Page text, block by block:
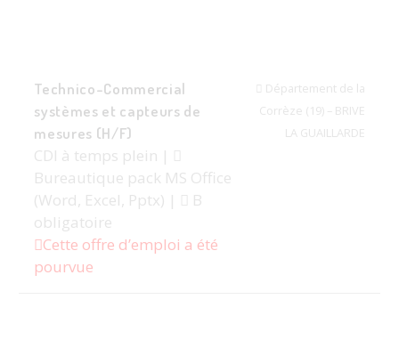
Technico-Commercial
systèmes et capteurs de
mesures (H/F)
CDI à temps plein |
Bureautique pack MS Office
(Word, Excel, Pptx) |
B
obligatoire
Cette offre d’emploi a été
pourvue
Département de la
Corrèze (19) – BRIVE
LA GUAILLARDE